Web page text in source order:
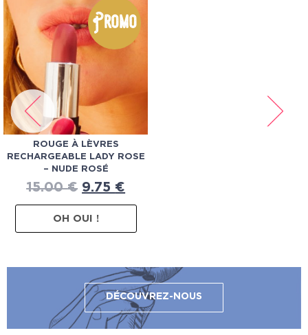
Promo
ROUGE À LÈVRES
RECHARGEABLE LADY ROSE
– NUDE ROSÉ
15.00€ 9.75 €
OH OUI !
DÉCOUVREZ-NOUS